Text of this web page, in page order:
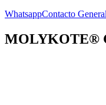
WhatsappContacto General
MOLYKOTE®